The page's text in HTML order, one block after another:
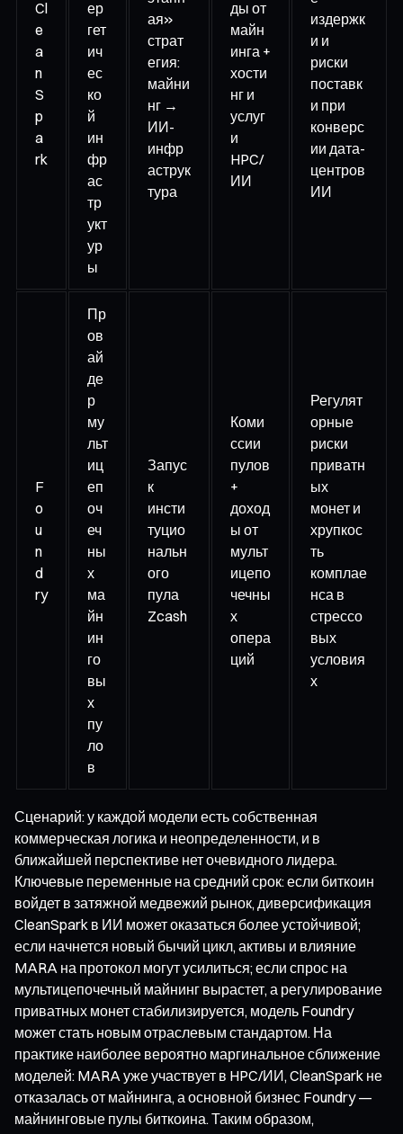
Cl
e
a
n
S
p
a
rk
ер
гет
ич
ес
ко
й
ин
фр
ас
тр
укт
ур
ы
ая»
страт
егия:
майни
нг →
ИИ-
инфр
аструк
тура
ды от
майн
инга +
хости
нг и
услуг
и
HPC/
ИИ
издержк
и и
риски
поставк
и при
конверс
ии дата-
центров
ИИ
F
o
u
n
d
ry
Пр
ов
ай
де
р
му
льт
иц
еп
оч
еч
ны
х
ма
йн
ин
го
вы
х
пу
ло
в
Запус
к
инсти
туцио
нальн
ого
пула
Zcash
Коми
ссии
пулов
+
доход
ы от
мульт
ицепо
чечны
х
опера
ций
Регулят
орные
риски
приватн
ых
монет и
хрупкос
ть
комплае
нса в
стрессо
вых
условия
х
Сценарий: у каждой модели есть собственная
коммерческая логика и неопределенности, и в
ближайшей перспективе нет очевидного лидера.
Ключевые переменные на средний срок: если биткоин
войдет в затяжной медвежий рынок, диверсификация
CleanSpark в ИИ может оказаться более устойчивой;
если начнется новый бычий цикл, активы и влияние
MARA на протокол могут усилиться; если спрос на
мультицепочечный майнинг вырастет, а регулирование
приватных монет стабилизируется, модель Foundry
может стать новым отраслевым стандартом. На
практике наиболее вероятно маргинальное сближение
моделей: MARA уже участвует в HPC/ИИ, CleanSpark не
отказалась от майнинга, а основной бизнес Foundry —
майнинговые пулы биткоина. Таким образом,